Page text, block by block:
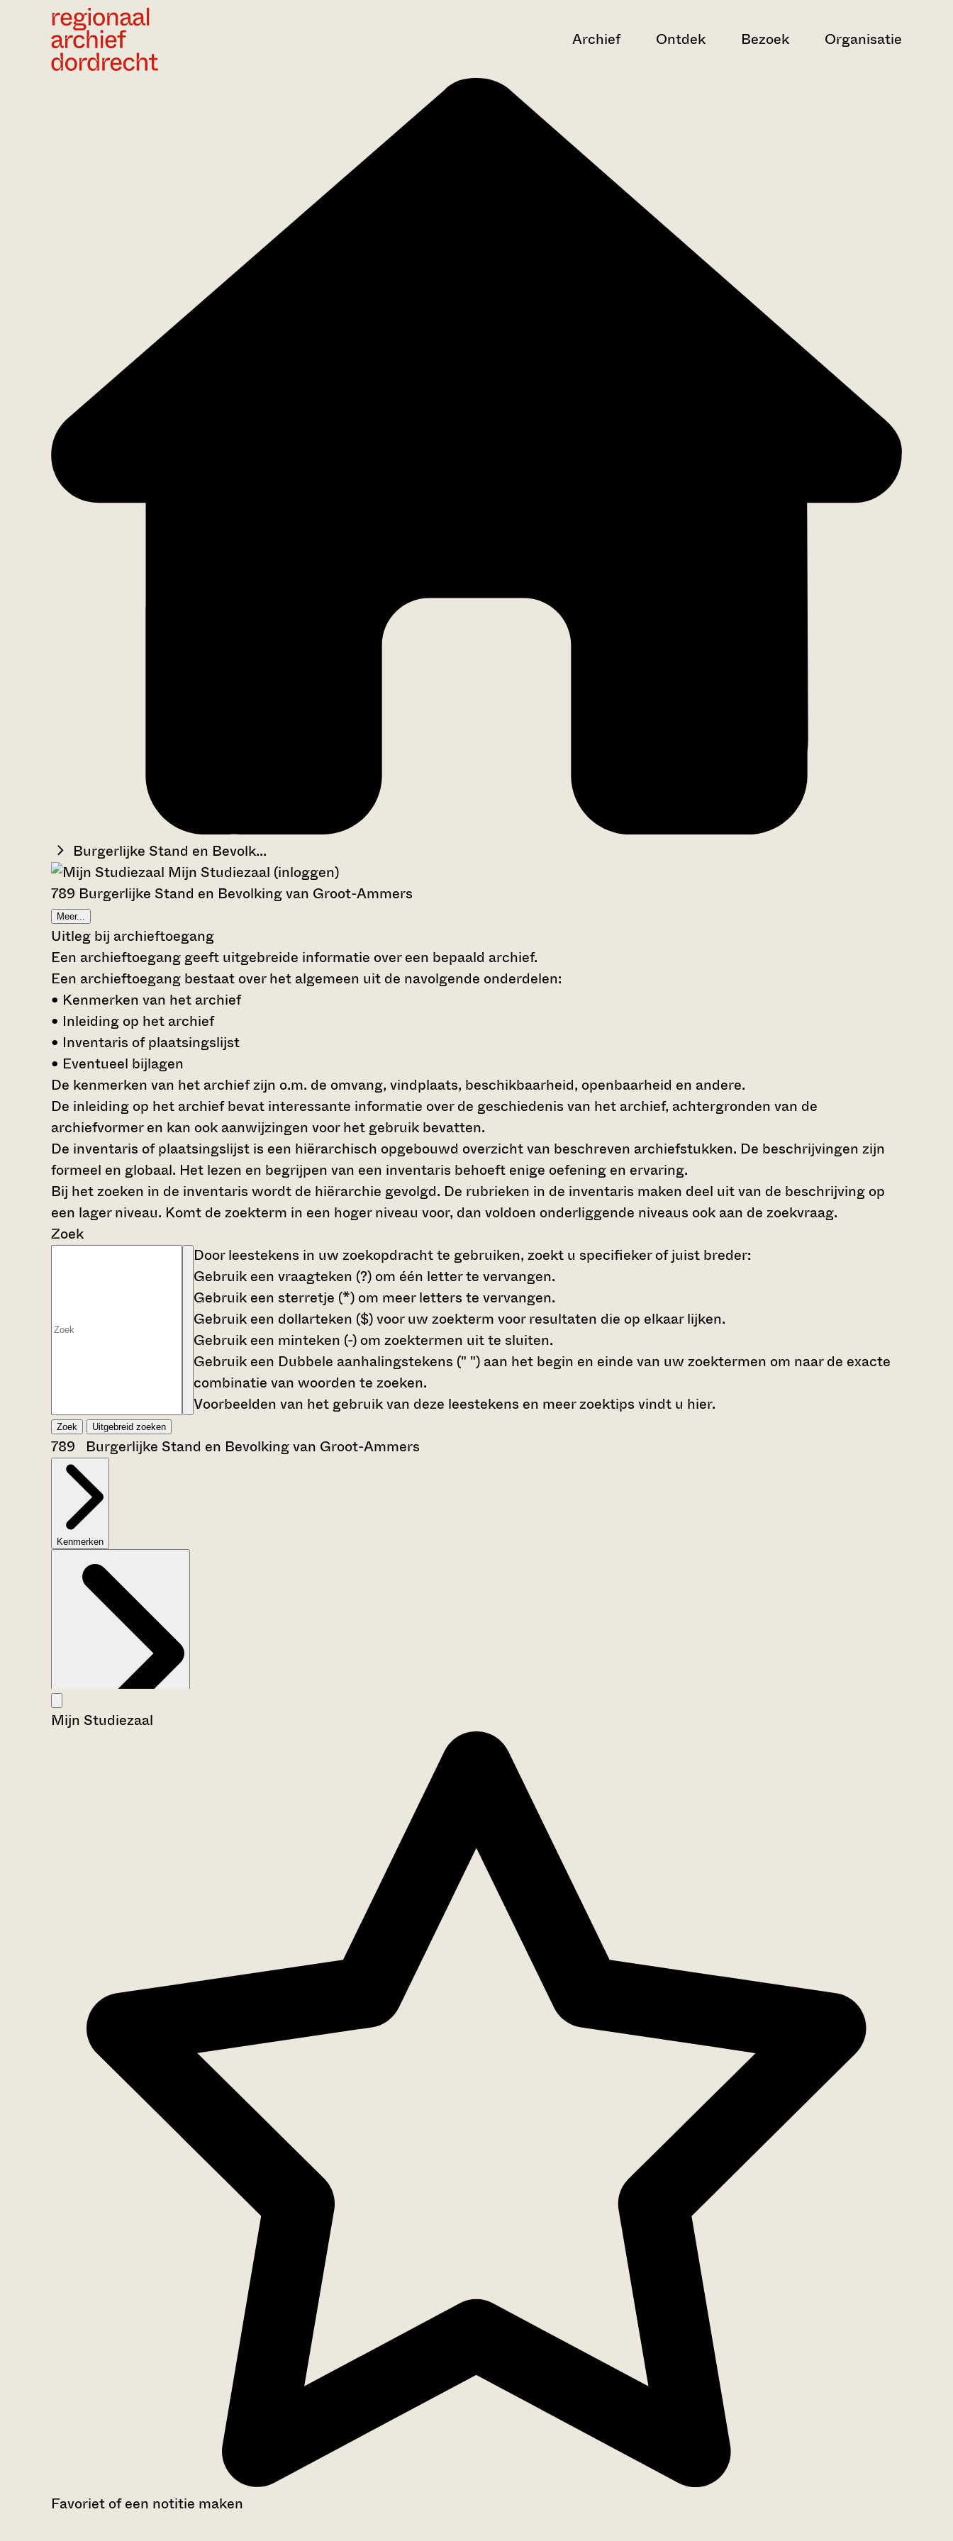
Archief Ontdek Bezoek Organisatie
Burgerlijke Stand en Bevolk...
Mijn Studiezaal (inloggen)
789 Burgerlijke Stand en Bevolking van Groot-Ammers
Meer...
Uitleg bij archieftoegang
Een archieftoegang geeft uitgebreide informatie over een bepaald archief.
Een archieftoegang bestaat over het algemeen uit de navolgende onderdelen:
• Kenmerken van het archief
• Inleiding op het archief
• Inventaris of plaatsingslijst
• Eventueel bijlagen
De kenmerken van het archief zijn o.m. de omvang, vindplaats, beschikbaarheid, openbaarheid en andere.
De inleiding op het archief bevat interessante informatie over de geschiedenis van het archief, achtergronden van de
archiefvormer en kan ook aanwijzingen voor het gebruik bevatten.
De inventaris of plaatsingslijst is een hiërarchisch opgebouwd overzicht van beschreven archiefstukken. De beschrijvingen zijn
formeel en globaal. Het lezen en begrijpen van een inventaris behoeft enige oefening en ervaring.
Bij het zoeken in de inventaris wordt de hiërarchie gevolgd. De rubrieken in de inventaris maken deel uit van de beschrijving op
een lager niveau. Komt de zoekterm in een hoger niveau voor, dan voldoen onderliggende niveaus ook aan de zoekvraag.
Zoek
Door leestekens in uw zoekopdracht te gebruiken, zoekt u specifieker of juist breder:
Gebruik een vraagteken (?) om één letter te vervangen.
Gebruik een sterretje (*) om meer letters te vervangen.
Gebruik een dollarteken ($)voor uw zoekterm voor resultaten die op elkaar lijken.
Gebruik een minteken (-) om zoektermen uit te sluiten.
Gebruik een Dubbele aanhalingstekens (" ") aan het begin en einde van uw zoektermen om naar de exacte
combinatie van woorden te zoeken.
Voorbeelden van het gebruik van deze leestekens en meer zoektips vindt u hier.
Zoek Uitgebreid zoeken
789 Burgerlijke Stand en Bevolking van Groot-Ammers
Kenmerken
Mijn Studiezaal
Favoriet of een notitie maken